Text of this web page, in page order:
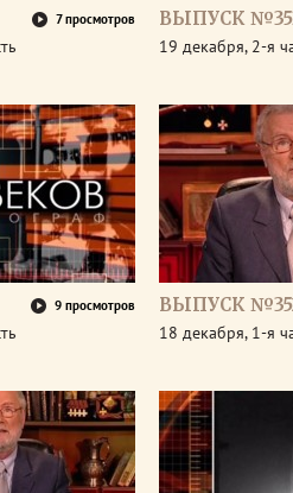
7 просмотров ВЫПУСК
19 декабря, 2-я
9 просмотров ВЫПУСК
18 декабря, 1-я